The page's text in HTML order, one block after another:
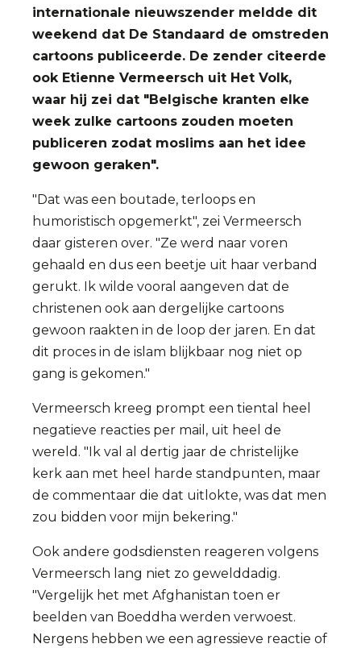
internationale nieuwszender meldde dit
weekend dat De Standaard de omstreden
cartoons publiceerde. De zender citeerde
ook Etienne Vermeersch uit Het Volk,
waar hij zei dat "Belgische kranten elke
week zulke cartoons zouden moeten
publiceren zodat moslims aan het idee
gewoon geraken".
"Dat was een boutade, terloops en
humoristisch opgemerkt", zei Vermeersch
daar gisteren over. "Ze werd naar voren
gehaald en dus een beetje uit haar verband
gerukt. Ik wilde vooral aangeven dat de
christenen ook aan dergelijke cartoons
gewoon raakten in de loop der jaren. En dat
dit proces in de islam blijkbaar nog niet op
gang is gekomen."
Vermeersch kreeg prompt een tiental heel
negatieve reacties per mail, uit heel de
wereld. "Ik val al dertig jaar de christelijke
kerk aan met heel harde standpunten, maar
de commentaar die dat uitlokte, was dat men
zou bidden voor mijn bekering."
Ook andere godsdiensten reageren volgens
Vermeersch lang niet zo gewelddadig.
"Vergelijk het met Afghanistan toen er
beelden van Boeddha werden verwoest.
Nergens hebben we een agressieve reactie of